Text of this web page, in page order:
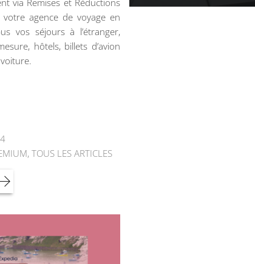
votre agence de voyage en
vos séjours à l’étranger,
hôtels, billets d’avion
, TOUS LES ARTICLES